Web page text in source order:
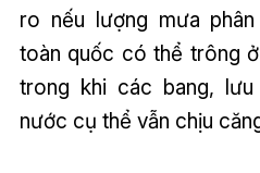
ro nếu lượng mưa
toàn quốc có thể trông
trong khi các bang,
nước cụ thể vẫn chịu